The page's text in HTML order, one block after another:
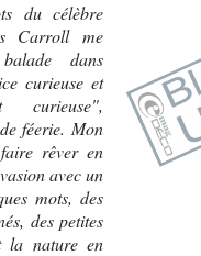
du célèbre
Carroll me
dans
curieuse et
curieuse",
féerie. Mon
rêver en
avec un
mots, des
des petites
la nature en